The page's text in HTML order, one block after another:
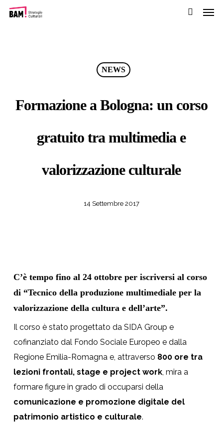
Passa
NEWS
Formazione a Bologna: un corso
gratuito tra multimedia e
valorizzazione culturale
14 Settembre 2017
C’è tempo fino al 24 ottobre per iscriversi al corso
di “Tecnico della produzione multimediale per la
valorizzazione della cultura e dell’arte”.
Il corso è stato progettato da SIDA Group e
cofinanziato dal Fondo Sociale Europeo e dalla
Regione Emilia-Romagna e, attraverso 800 ore tra
lezioni frontali, stage e project work, mira a
formare figure in grado di occuparsi della
comunicazione e promozione digitale del
patrimonio artistico e culturale.